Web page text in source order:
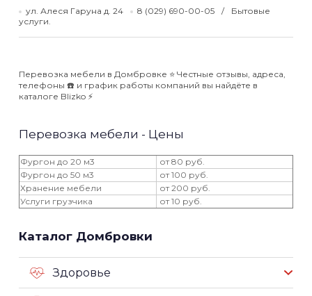
ул. Алеся Гаруна д. 24 8 (029) 690-00-05
Бытовые
услуги.
Перевозка мебели в Домбровке ⭐️ Честные отзывы, адреса,
телефоны ☎️ и график работы компаний вы найдёте в
каталоге Blizko ⚡️
Перевозка мебели - Цены
Фургон до 20 м3
от 80 руб.
Фургон до 50 м3
от 100 руб.
Хранение мебели
от 200 руб.
Услуги грузчика
от 10 руб.
Каталог Домбровки
Здоровье